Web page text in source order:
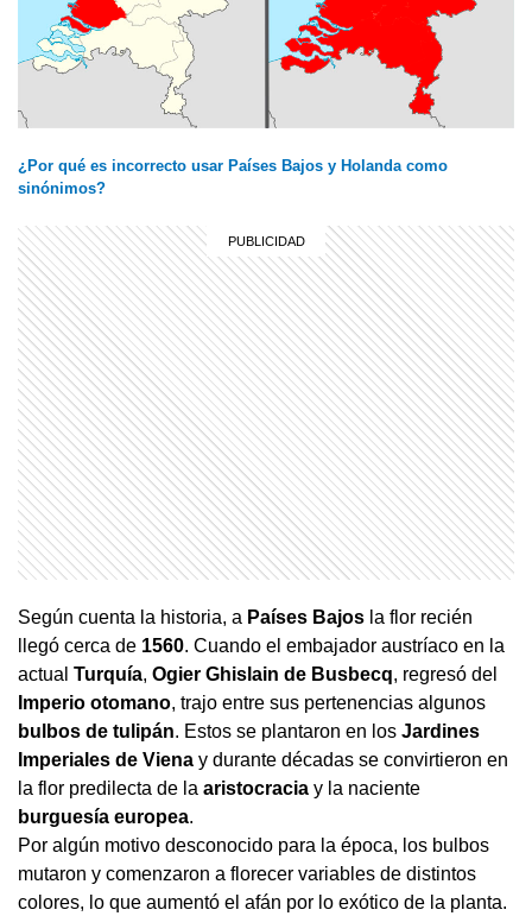
¿Por qué es incorrecto usar Países Bajos y Holanda como
sinónimos?
Según cuenta la historia, a Países Bajos la flor recién
llegó cerca de 1560. Cuando el embajador austríaco en la
actual Turquía, Ogier Ghislain de Busbecq, regresó del
Imperio otomano, trajo entre sus pertenencias algunos
bulbos de tulipán. Estos se plantaron en los Jardines
Imperiales de Viena y durante décadas se convirtieron en
la flor predilecta de la aristocracia y la naciente
burguesía europea.
Por algún motivo desconocido para la época, los bulbos
mutaron y comenzaron a florecer variables de distintos
colores, lo que aumentó el afán por lo exótico de la planta.